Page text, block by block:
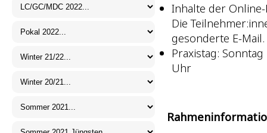
Inhalte der
Die
gesonderte E-Mail.
Praxistag:
Uhr